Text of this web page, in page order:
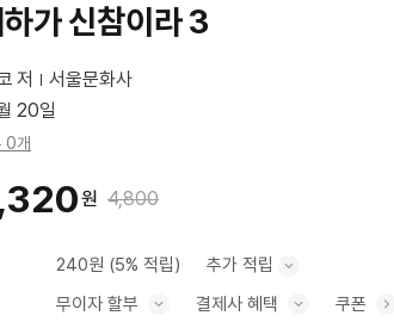
가 신참이라 3
저
서울문화사
20일
0개
원 4,800
240원 (5% 적립) 추가 적립
무이자 할부 결제사 혜택 쿠폰